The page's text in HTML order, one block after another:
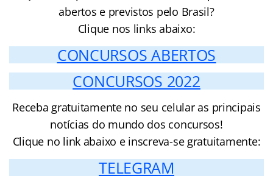
abertos e previstos pelo Brasil?
Clique nos links abaixo:
CONCURSOS ABERTOS
CONCURSOS 2022
Receba gratuitamente no seu celular as principais
notícias do mundo dos concursos!
Clique no link abaixo e inscreva-se gratuitamente:
TELEGRAM